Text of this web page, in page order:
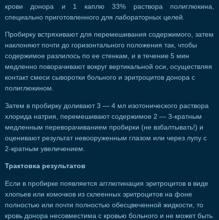
крови донора и 1 каплю 33% раствора полиглюкина,
специально приготовленного для лабораторных целей.
Пробирку встряхивают для перемешивания содержимого, затем
наклоняют почти до горизонтального положения так, чтобы
содержимое разлилось по ее стенкам, и в течение 5 мин
медленно поворачивают вокруг вертикальной оси, осуществляя
контакт смеси сыворотки больного и эритроцитов донора с
полиглюкином.
Затем в пробирку доливают 3 — 4 мл изотонического раствора
хлорида натрия, перемешивают содержимое 2 — 3-кратным
медленным переворачиванием пробирки (не взбалтывать!) и
оценивают результат невооруженным глазом или через лупу с
2-кратным увеличением.
Трактовка результатов
Если в пробирке появляется агглютинация эритроцитов в виде
хлопьев или комочков из склеенных эритроцитов на фоне
полностью или почти полностью обесцвеченной жидкости, то
кровь донора несовместима с кровью больного и не может быть